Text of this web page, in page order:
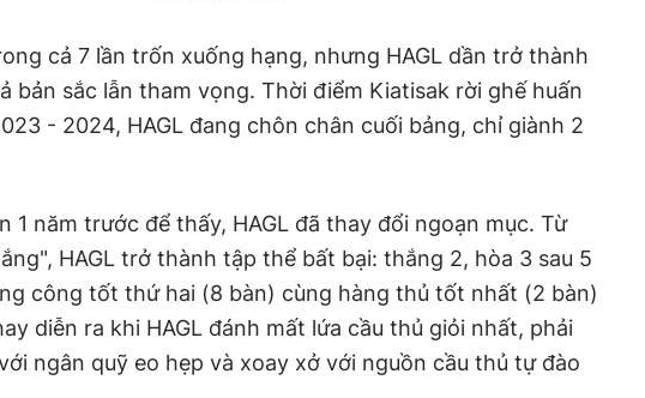
cả 7 lần trốn xuống hạng, nhưng HAGL dần trở thành
bản sắc lẫn tham vọng. Thời điểm Kiatisak rời ghế huấn
- 2024, HAGL đang chôn chân cuối bảng, chỉ giành 2
1 năm trước để thấy, HAGL đã thay đổi ngoạn mục. Từ
HAGL trở thành tập thể bất bại: thắng 2, hòa 3 sau 5
công tốt thứ hai (8 bàn) cùng hàng thủ tốt nhất (2 bàn)
diễn ra khi HAGL đánh mất lứa cầu thủ giỏi nhất, phải
ngân quỹ eo hẹp và xoay xở với nguồn cầu thủ tự đào